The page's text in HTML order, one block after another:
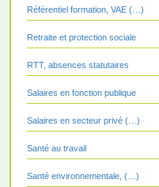
Référentiel formation, VAE (…)
Retraite et protection sociale
RTT, absences statutaires
Salaires en fonction publique
Salaires en secteur privé (…)
Santé au travail
Santé environnementale, (…)